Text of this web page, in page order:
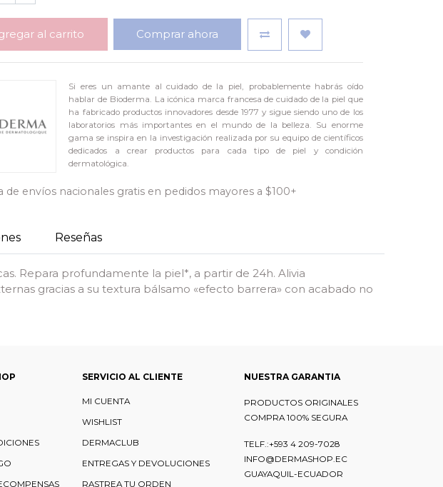
al carrito Comprar ahora
Si eres un amante al cuidado de la piel, probablemente habrás oído
hablar de Bioderma. La icónica marca francesa de cuidado de la piel que
ha fabricado productos innovadores desde 1977 y sigue siendo uno de los
laboratorios más importantes en el mundo de la belleza. Su enorme
gama se inspira en la investigación realizada por su equipo de científicos
dedicados a crear productos para cada tipo de piel y condición
dermatológica.
de envíos nacionales gratis en pedidos mayores a $100+
Reseñas
Repara profundamente la piel*, a partir de 24h. Alivia
gracias a su textura bálsamo «efecto barrera» con acabado no
SERVICIO AL CLIENTE
MI CUENTA
WISHLIST
DERMACLUB
ENTREGAS Y DEVOLUCIONES
RASTREA TU ORDEN
NUESTRA GARANTIA
PRODUCTOS ORIGINALES
COMPRA 100% SEGURA
TELF.:+593 4 209-7028
INFO@DERMASHOP.EC
GUAYAQUIL-ECUADOR